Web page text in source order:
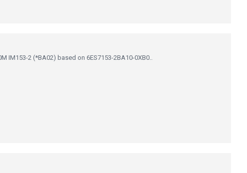
IM153-2 (*BA02) based on 6ES7153-2BA10-0XB0..